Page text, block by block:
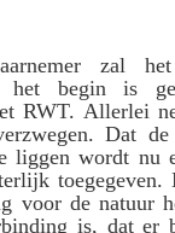
zal
het begin is
RWT. Allerlei
Dat
liggen wordt nu
toegegeven.
voor de natuur
is, dat er